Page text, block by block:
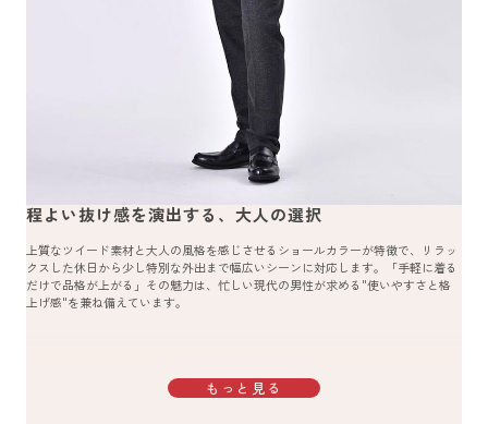
程よい抜け感を演出する、大人の選択
上質なツイード素材と大人の風格を感じさせるショールカラーが特徴で、リラッ
クスした休日から少し特別な外出まで幅広いシーンに対応します。「手軽に着る
だけで品格が上がる」その魅力は、忙しい現代の男性が求める"使いやすさと格
上げ感"を兼ね備えています。
もっと見る